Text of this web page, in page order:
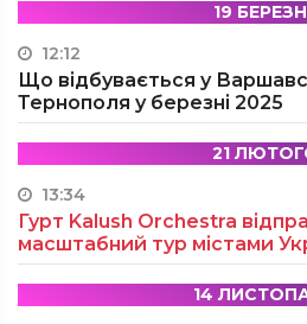
19
12:12
Що відбувається у
Тернополя у березні 2025
21
13:34
Гурт Kalush Orchestra
масштабний тур містами
14